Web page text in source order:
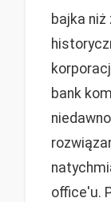
bajka
bank
office'u.